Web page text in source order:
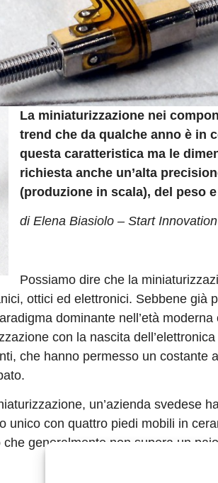
La miniaturizzazione nei
trend che da qualche anno è in
questa caratteristica ma le
richiesta anche un’alta
(produzione in scala), del peso
di Elena Biasiolo – Start Innovation
Possiamo dire che la
ottici ed elettronici. Sebbene già
dominante nell’età
con la nascita
che hanno permesso un costante
un’azienda svedese
unico con quattro piedi mobili in
generalmente non supera un